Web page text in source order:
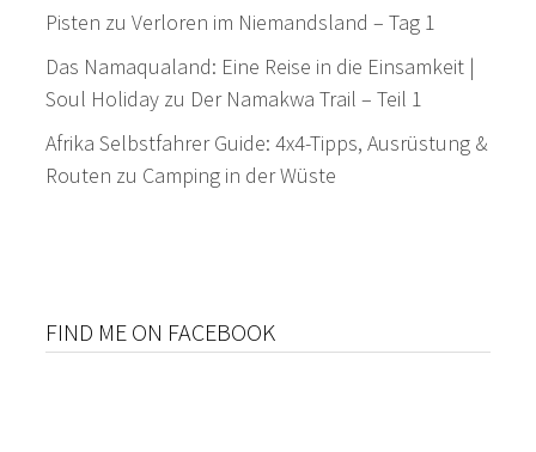
Pisten zuVerloren im Niemandsland – Tag 1
Das Namaqualand: Eine Reise in die Einsamkeit |
Soul Holiday zu Der Namakwa Trail – Teil 1
Afrika Selbstfahrer Guide: 4x4-Tipps, Ausrüstung &
Routen zu Camping in der Wüste
FIND ME ON FACEBOOK